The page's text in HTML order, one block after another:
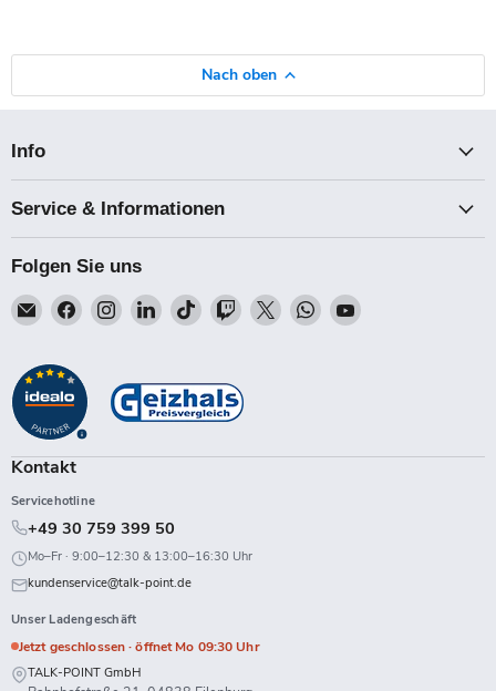
Nach oben
Info
Service & Informationen
Folgen Sie uns
Email
Talk-
Finden
Sie
auf
Facebook
Finden
Sie
auf
Instagram
Finden
Sie
auf
LinkedIn
Finden
Sie
auf
TikTok
Finden
Sie
Twitch
Finden
Sie
Finden
Sie
Finden
Kontakt
Servicehotline
+49 30 759 399 50
Mo–Fr · 9:00–12:30 & 13:00–16:30 Uhr
kundenservice@talk-point.de
Unser Ladengeschäft
Jetzt geschlossen · öffnet Mo 09:30 Uhr
TALK-POINT GmbH